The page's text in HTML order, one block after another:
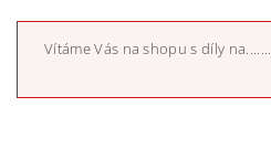
Vítáme Vás na shopu s díly na.......